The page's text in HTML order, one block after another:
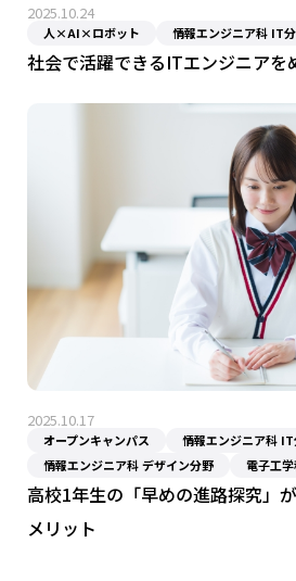
2025.10.24
人×AI×ロボット 情報エンジニア科 IT
社会で活躍できるITエンジニアを
2025.10.17
オープンキャンパス
情報エンジニア科
情報エンジニア科 デザイン分野
電子工
高校1年生の「早めの進路探究」
メリット